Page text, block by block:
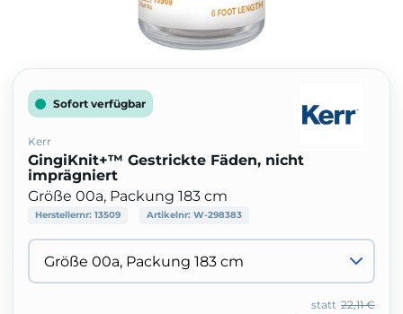
Sofort verfügbar
Kerr
GingiKnit+™ Gestrickte Fäden, nicht
imprägniert
Größe 00a, Packung 183 cm
Herstellernr: 13509 Artikelnr: W-298383
22,11 €
statt